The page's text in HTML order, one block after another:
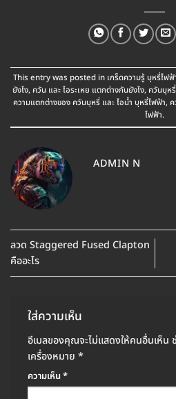
This entry was posted in เกร็ดความรู้ บุหรี่ไฟฟ้
ยังไง, ควัน และ ไอระเหย แตกต่างกันยังไง, ควันบุห
ความแตกต่างของ ควันบุหรี่ และ ไอน้ำ บุหรี่ไฟฟ้า,
ไฟฟ้า.
ADMIN N
ลวด Staggered Fused Clapton
คืออะไร
ใส่ความเห็น
อีเมลของคุณจะไม่แสดงให้คนอื่นเห็น
เครื่องหมาย *
ความเห็น*